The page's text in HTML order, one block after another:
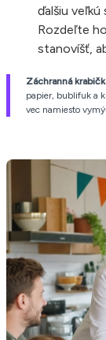
ďalšiu veľkú
Rozdeľte
stanovíšť,
Záchranná
papier, bublifuk a
vec namiesto